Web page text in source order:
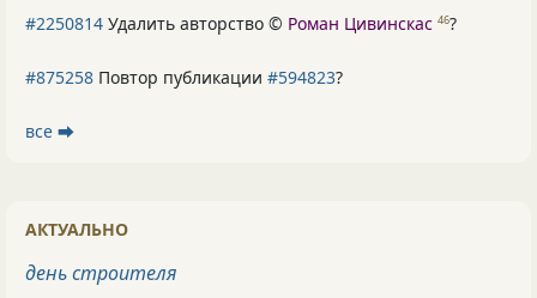
#2250814 Удалить авторство © Роман Цивинскас 46?
#875258 Повтор публикации #594823?
все ⮕
АКТУАЛЬНО
день строителя